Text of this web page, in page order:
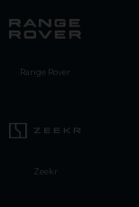
Range Rover
Zeekr